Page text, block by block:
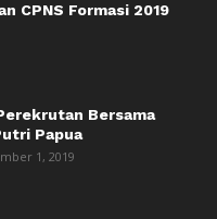
CPNS Formasi 2019
Bersama
Papua
1, 2019